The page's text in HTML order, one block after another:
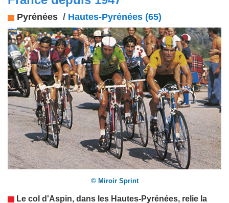
Pyrénées / Hautes-Pyrénées (65)
© Miroir Sprint
Le col d'Aspin, dans les Hautes-Pyrénées, relie la